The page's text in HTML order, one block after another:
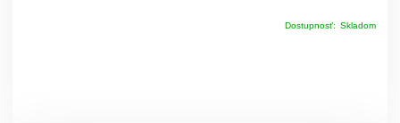
Dostupnosť: Skladom